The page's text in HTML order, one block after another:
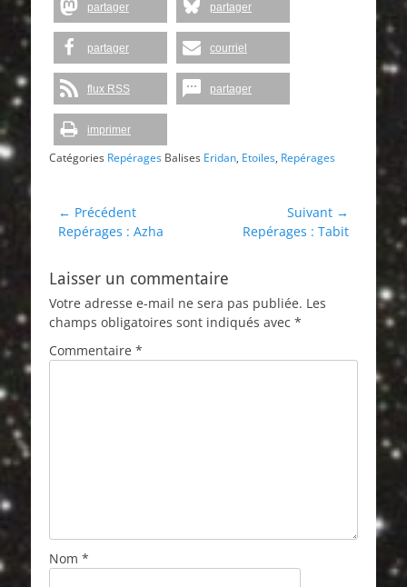
partager partager
partager courriel
flux RSS partager
imprimer
Catégories Repérages Balises Eridan, Etoiles, Repérages
Navigation
de
← Précédent
Article
Repérages : Azha
Suivant →
Repérages : Tabit
Laisser un commentaire
Votre adresse e-mail ne sera pas publiée. Les
champs obligatoires sont indiqués avec *
Commentaire *
Nom *